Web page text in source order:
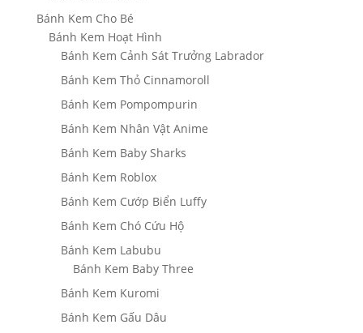
Bánh Kem Cho Bé
Bánh Kem Hoạt Hình
Bánh Kem Cảnh Sát Trưởng Labrador
Bánh Kem Thỏ Cinnamoroll
Bánh Kem Pompompurin
Bánh Kem Nhân Vật Anime
Bánh Kem Baby Sharks
Bánh Kem Roblox
Bánh Kem Cướp Biển Luffy
Bánh Kem Chó Cứu Hộ
Bánh Kem Labubu
Bánh Kem Baby Three
Bánh Kem Kuromi
Bánh Kem Gấu Dâu